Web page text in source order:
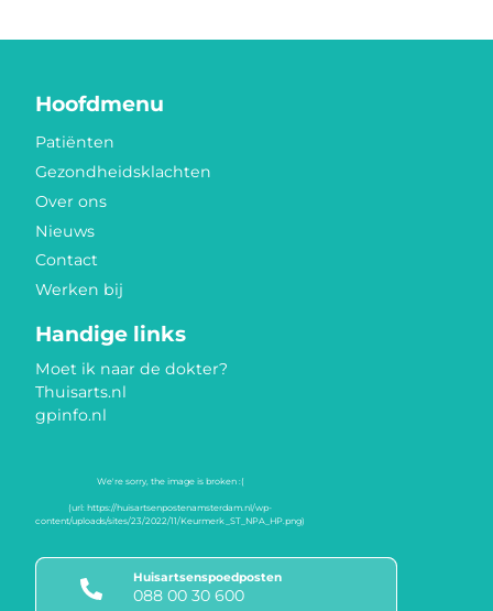
Hoofdmenu
Patiënten
Gezondheidsklachten
Over ons
Nieuws
Contact
Werken bij
Handige links
Moet ik naar de dokter?
Thuisarts.nl
gpinfo.nl
Huisartsenspoedposten
088 00 30 600